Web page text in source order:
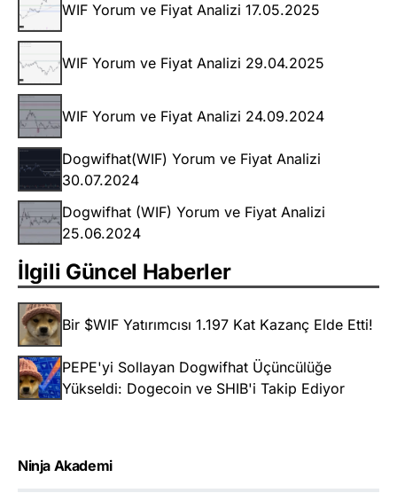
WIF Yorum ve Fiyat Analizi 17.05.2025
WIF Yorum ve Fiyat Analizi 29.04.2025
WIF Yorum ve Fiyat Analizi 24.09.2024
Dogwifhat(WIF) Yorum ve Fiyat Analizi
30.07.2024
Dogwifhat (WIF) Yorum ve Fiyat Analizi
25.06.2024
İlgili Güncel Haberler
Bir $WIF Yatırımcısı 1.197 Kat Kazanç Elde Etti!
PEPE'yi Sollayan Dogwifhat Üçüncülüğe
Yükseldi: Dogecoin ve SHIB'i Takip Ediyor
Ninja Akademi